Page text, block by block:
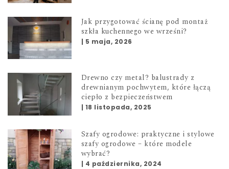
Jak przygotować ścianę pod montaż
szkła kuchennego we wrześni?
| 5 maja, 2026
Drewno czy metal? balustrady z
drewnianym pochwytem, które łączą
ciepło z bezpieczeństwem
| 18 listopada, 2025
Szafy ogrodowe: praktyczne i stylowe
szafy ogrodowe – które modele
wybrać?
| 4 października, 2024